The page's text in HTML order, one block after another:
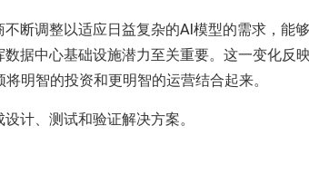
断调整以适应日益复杂的AI模型的需求，能
据中心基础设施潜力至关重要。这一变化反
明智的投资和更明智的运营结合起来。
计、测试和验证解决方案。